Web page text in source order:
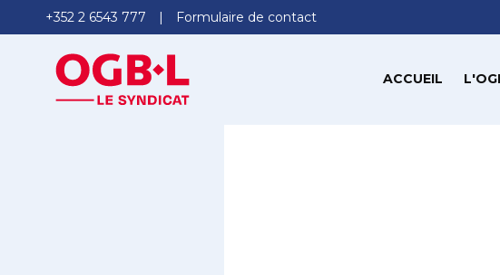
+352 2 6543 777 Formulaire de contact
ACCUEIL